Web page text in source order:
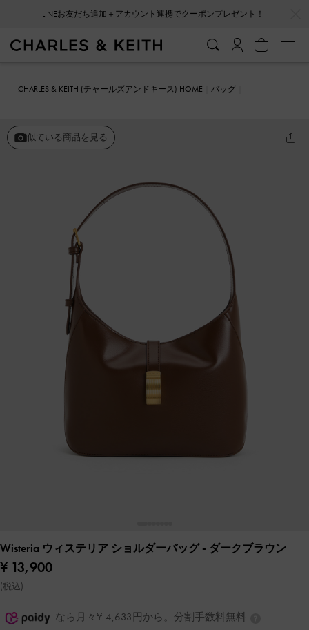
会員登録＋ニュースレター登録で10%OFFクーポンプレゼント！
CHARLES & KEITH (チャールズアンドキース) HOME
バッグ
似ている商品を見る
Wisteria ウィステリア ショルダーバッグ- ダークブラウン
¥ 13,900
(税込)
なら月々¥ 4,633円から。分割手数料無料